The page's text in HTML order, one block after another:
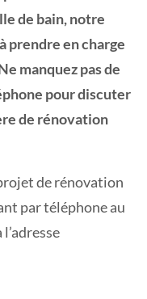
de bain, notre
prendre en charge
manquez pas de
pour discuter
de rénovation
de rénovation
par téléphone au